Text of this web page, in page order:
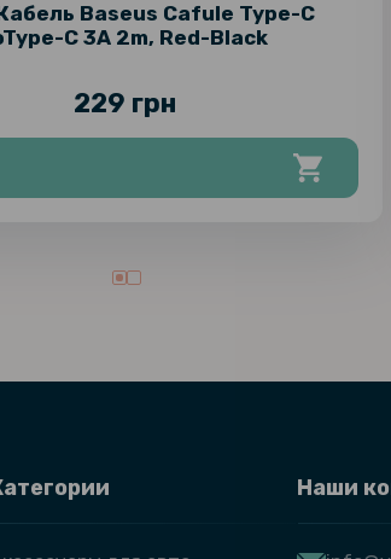
Baseus Cafule Type-C
C 3A 2m, Red-Black
229 грн
Наши